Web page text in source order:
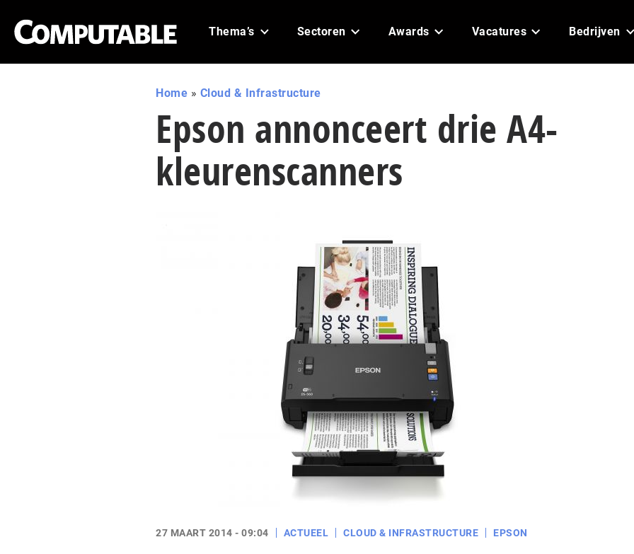
Thema’s Sectoren Awards Vacatures Bedrijven
Home » Cloud & Infrastructure
Epson annonceert drie A4-
kleurenscanners
27 MAART 2014 - 09:04 ACTUEEL CLOUD & INFRASTRUCTURE EPSON